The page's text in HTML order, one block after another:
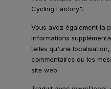
Cycling Factory".
Vous avez également la
informations
telles qu'une
commentaires ou les
site web.